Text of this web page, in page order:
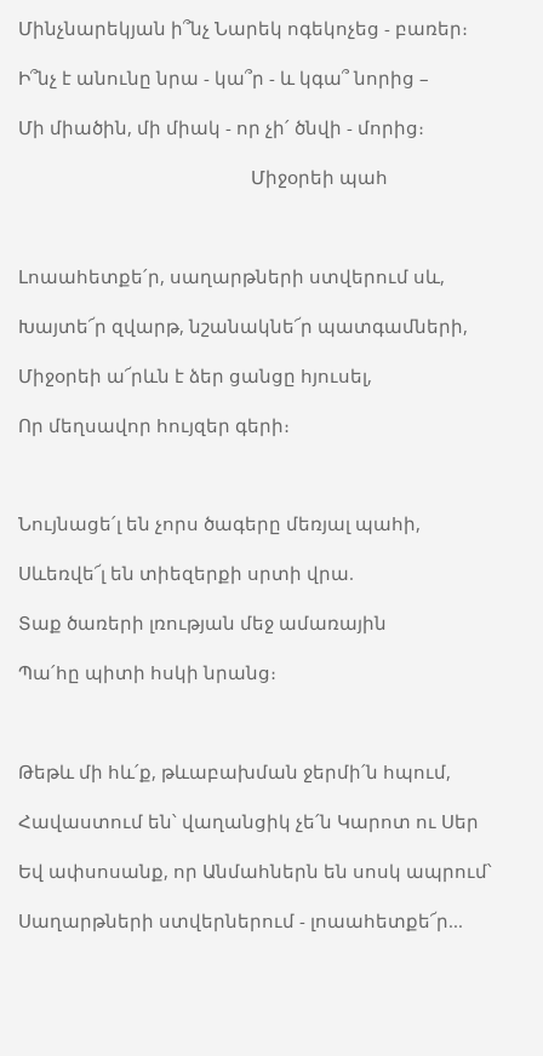
Մինչնարեկյան ի՞նչ Նարեկ ոգեկոչեց - բառեր։
Ի՞նչ է անունը նրա - կա՞ր - և կգա՞ նորից –
Մի միածին, մի միակ - որ չի՛ ծնվի - մորից։
Միջօրեի պահ
Լոաահետքե՛ր, սաղարթների ստվերում սև,
Խայտե՜ր զվարթ, նշանակնե՜ր պատգամների,
Միջօրեի ա՜րևն է ձեր ցանցը հյուսել,
Որ մեղսավոր հույզեր գերի։
Նույնացե՛լ են չորս ծագերը մեռյալ պահի,
Սևեռվե՜լ են տիեզերքի սրտի վրա.
Տաք ծառերի լռության մեջ ամառային
Պա՛հը պիտի հսկի նրանց։
Թեթև մի հև՛ք, թևաբախման ջերմի՛ն հպում,
Հավաստում են՝ վաղանցիկ չե՛ն Կարոտ ու Սեր
Եվ ափսոսանք, որ Անմահներն են սոսկ ապրում՝
Սաղարթների ստվերներում - լոաահետքե՜ր...